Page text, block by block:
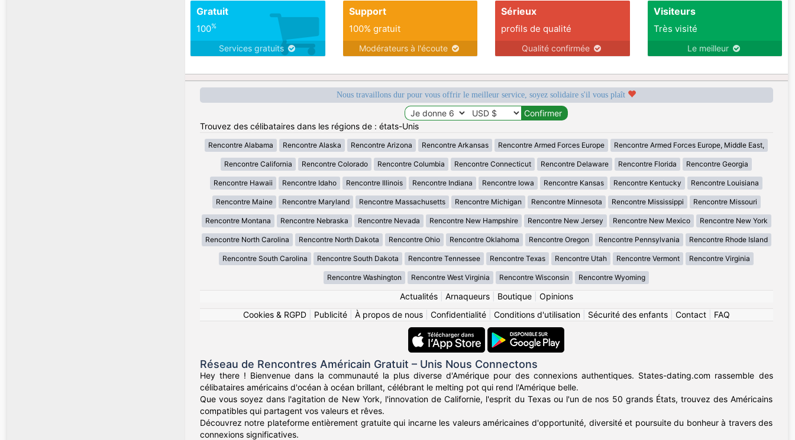
Gratuit
100%
Services gratuits
Support
100% gratuit
Modérateurs à l'écoute
Sérieux
profils de qualité
Qualité confirmée
Visiteurs
Très visité
Le meilleur
Nous travaillons dur pour vous offrir le meilleur service, soyez solidaire s'il vous plaît
Trouvez des célibataires dans les régions de : états-Unis
Rencontre Alabama Rencontre Alaska Rencontre Arizona Rencontre Arkansas Rencontre Armed Forces Europe Rencontre Armed Forces Europe, Middle East,
Rencontre California Rencontre Colorado Rencontre Columbia Rencontre Connecticut Rencontre Delaware Rencontre Florida Rencontre Georgia
Rencontre Hawaii Rencontre Idaho Rencontre Illinois Rencontre Indiana Rencontre Iowa Rencontre Kansas Rencontre Kentucky Rencontre Louisiana
Rencontre Maine Rencontre Maryland Rencontre Massachusetts Rencontre Michigan Rencontre Minnesota Rencontre Mississippi Rencontre Missouri
Rencontre Montana Rencontre Nebraska Rencontre Nevada Rencontre New Hampshire Rencontre New Jersey Rencontre New Mexico Rencontre New York
Rencontre North Carolina Rencontre North Dakota Rencontre Ohio Rencontre Oklahoma Rencontre Oregon Rencontre Pennsylvania Rencontre Rhode Island
Rencontre South Carolina Rencontre South Dakota Rencontre Tennessee Rencontre Texas Rencontre Utah Rencontre Vermont Rencontre Virginia
Rencontre Washington Rencontre West Virginia Rencontre Wisconsin Rencontre Wyoming
Actualités| Arnaqueurs| Boutique| Opinions
Cookies & RGPD| Publicité| À propos de nous| Confidentialité| Conditions d'utilisation| Sécurité des enfants| Contact| FAQ
Réseau de Rencontres Américain Gratuit – Unis Nous Connectons
Hey there ! Bienvenue dans la communauté la plus diverse d'Amérique pour des connexions authentiques. States-dating.com rassemble des
célibataires américains d'océan à océan brillant, célébrant le melting pot qui rend l'Amérique belle.
Que vous soyez dans l'agitation de New York, l'innovation de Californie, l'esprit du Texas ou l'un de nos 50 grands États, trouvez des Américains
compatibles qui partagent vos valeurs et rêves.
Découvrez notre plateforme entièrement gratuite qui incarne les valeurs américaines d'opportunité, diversité et poursuite du bonheur à travers des
connexions significatives.